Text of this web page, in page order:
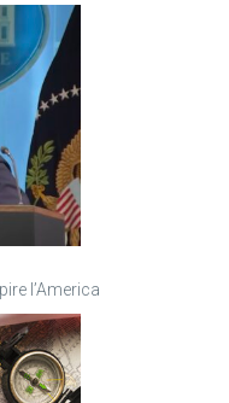
l’America